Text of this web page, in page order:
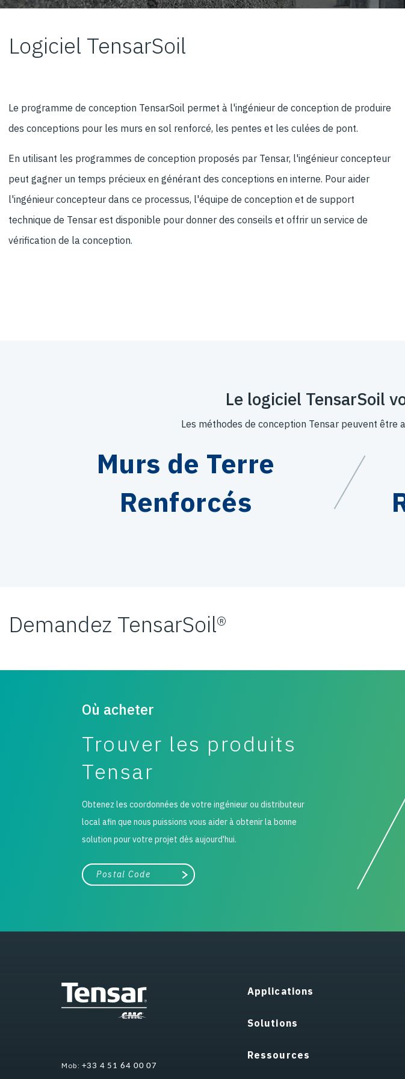
Logiciel TensarSoil
Le programme de conception TensarSoil permet à l'ingénieur de conception de produire
des conceptions pour les murs en sol renforcé, les pentes et les culées de pont.
En utilisant les programmes de conception proposés par Tensar, l'ingénieur concepteur
peut gagner un temps précieux en générant des conceptions en interne. Pour aider
l'ingénieur concepteur dans ce processus, l'équipe de conception et de support
technique de Tensar est disponible pour donner des conseils et offrir un service de
vérification de la conception.
Le logiciel TensarSoil
Les méthodes de conception Tensar peuvent
Murs de Terre
Renforcés
Demandez TensarSoil®
Où acheter
Trouver les produits
Tensar
Obtenez les coordonnées de votre ingénieur ou distributeur
local afin que nous puissions vous aider à obtenir la bonne
solution pour votre projet dès aujourd'hui.
Ville, état ou code postal
Chercher
Mob: +33 4 51 64 00 07
Applications
Solutions
Ressources